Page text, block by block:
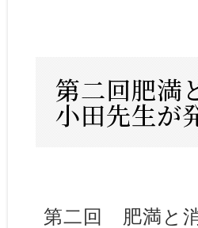
第二回肥満
小田先生が
第二回 肥満と